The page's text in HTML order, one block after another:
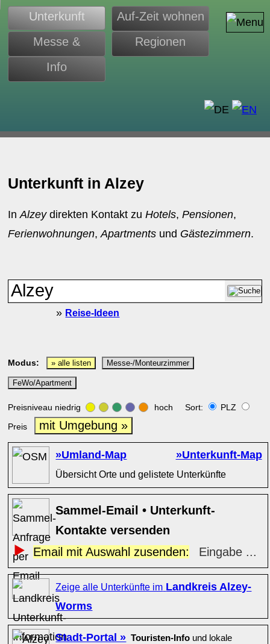
Unterkunft
Auf-Zeit wohnen
Messe &
Monteure
Regionen
Info
Unterkunft in Alzey
InAlzeydirekten Kontakt zuHotels,Pensionen,
Ferienwohnungen,Apartments und Gästezimmern.
» Reise-Ideen
Modus: » alle listen Messe-/Monteurzimmer
FeWo/Apartment
Preisniveau niedrig hoch Sort:
PLZ
Preis
mit Umgebung »
»Umland-Map »Unterkunft-Map
Übersicht Orte und gelistete Unterkünfte
Sammel-Email • Unterkunft-
Kontakte versenden
Email mit Auswahl zusenden:
Eingabe ...
Zeige alle Unterkünfte im Landkreis Alzey-
Worms
Stadt-Portal » Touristen-Info und lokale